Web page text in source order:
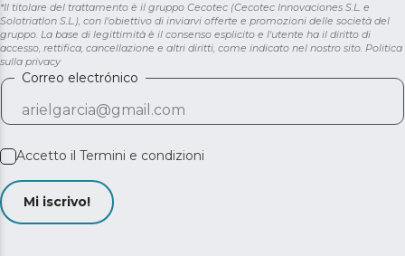
*Il titolare del trattamento è il gruppo Cecotec (Cecotec Innovaciones S.L. e
Solotriatlon S.L.), con l'obiettivo di inviarvi offerte e promozioni delle società del
gruppo. La base di legittimità è il consenso esplicito e l'utente ha il diritto di
accesso, rettifica, cancellazione e altri diritti, come indicato nel nostro sito. Politica
sulla privacy
Correo electrónico
Accetto il Termini e condizioni
Mi iscrivo!